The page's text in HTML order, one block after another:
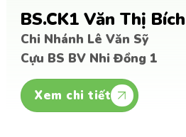
BS.CK1 Văn Thị
Chi Nhánh Lê Văn Sỹ
Cựu BS BV Nhi Đồng 1
Xem chi tiết